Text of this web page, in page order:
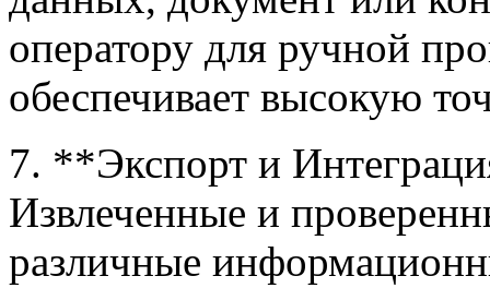
оператору для ручной
обеспечивает высокую
7. **Экспорт и
Извлеченные и
различные